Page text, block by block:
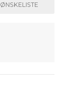
ØNSKELISTE